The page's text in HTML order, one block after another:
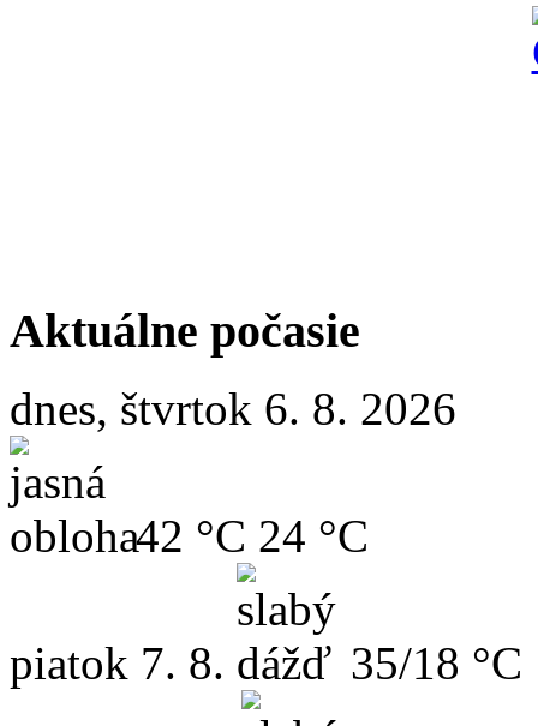
Aktuálne počasie
dnes, štvrtok 6. 8. 2026
42 °C 24 °C
piatok 7. 8. 35/18 °C